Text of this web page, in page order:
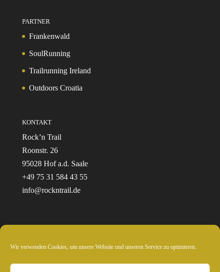
Wir verwenden Cookies, um unsere Website und unseren Service zu optimieren.
PARTNER
Frankenwald
SoulRunning
Trailrunning Ireland
Outdoors Croatia
KONTAKT
Rock’n Trail
Roonstr. 26
95028 Hof a.d. Saale
+49 75 31 584 43 55
info@rockntrail.de